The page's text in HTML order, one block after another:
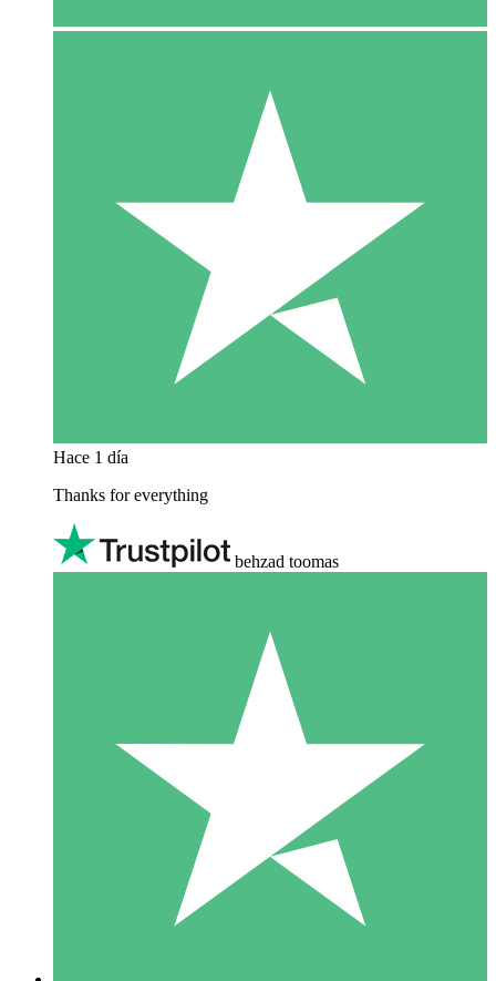
Hace 1 día
Thanks for everything
behzad toomas